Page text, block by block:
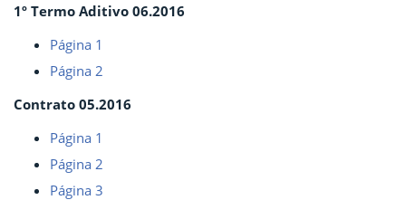
1º Termo Aditivo 06.2016
Página 1
Página 2
Contrato 05.2016
Página 1
Página 2
Página 3